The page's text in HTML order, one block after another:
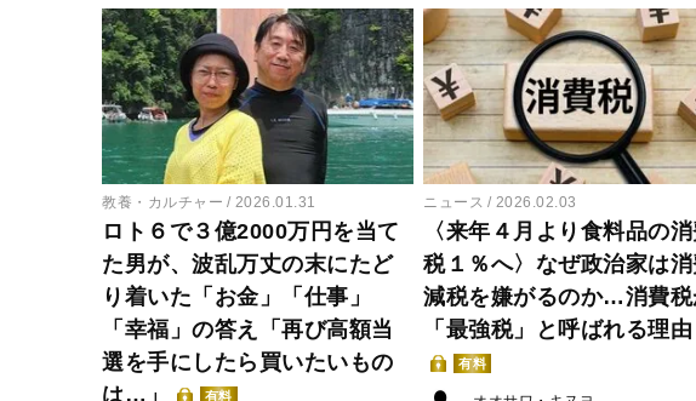
教養・カルチャー 2026.01.31
ロト６で３億2000万円を当て
た男が、波乱万丈の末にたど
り着いた「お金」「仕事」
「幸福」の答え「再び高額当
選を手にしたら買いたいもの
は…」
有料
ニュース 2026.02.03
〈来年４月より食料品の
税１％へ〉なぜ政治家は
減税を嫌がるのか…消費
「最強税」と呼ばれる理由
有料